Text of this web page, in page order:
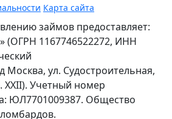
Карта сайта
займов предоставляет:
(ОГРН 1167746522272, ИНН
Москва, ул. Судостроительная,
Учетный номер
ЮЛ7701009387. Общество